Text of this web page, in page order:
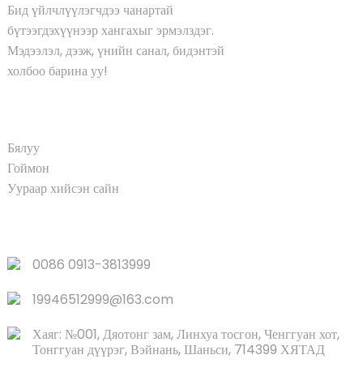
Бид үйлчлүүлэгчдээ чанартай
бүтээгдэхүүнээр хангахыг эрмэлздэг.
Мэдээлэл, дээж, үнийн санал, бидэнтэй
холбоо барина уу!
Бялуу
Гоймон
Уураар хийсэн сайн
0086 0913-3813999
19946512999@163.com
Хаяг: №001, Дяотонг зам, Линхуа тосгон, Ченггуан хот,
Тонггуан дүүрэг, Вэйнань, Шаньси, 714399 ХЯТАД